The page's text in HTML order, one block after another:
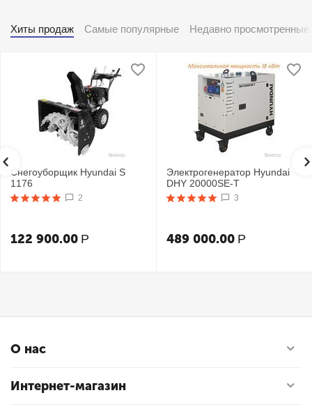
Хиты продаж Самые популярные Недавно просмотренные
Снегоуборщик Hyundai S
1176
2
122 900.00 Р
Электрогенератор Hyundai
DHY 20000SE-T
3
489 000.00 Р
О нас
Интернет-магазин